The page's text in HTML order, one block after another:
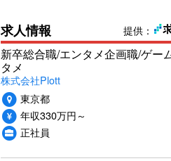
提供：
求人情報
新卒総合職/エンタメ企画職/ゲー
タメ
株式会社Plott
東京都
年収330万円～
正社員